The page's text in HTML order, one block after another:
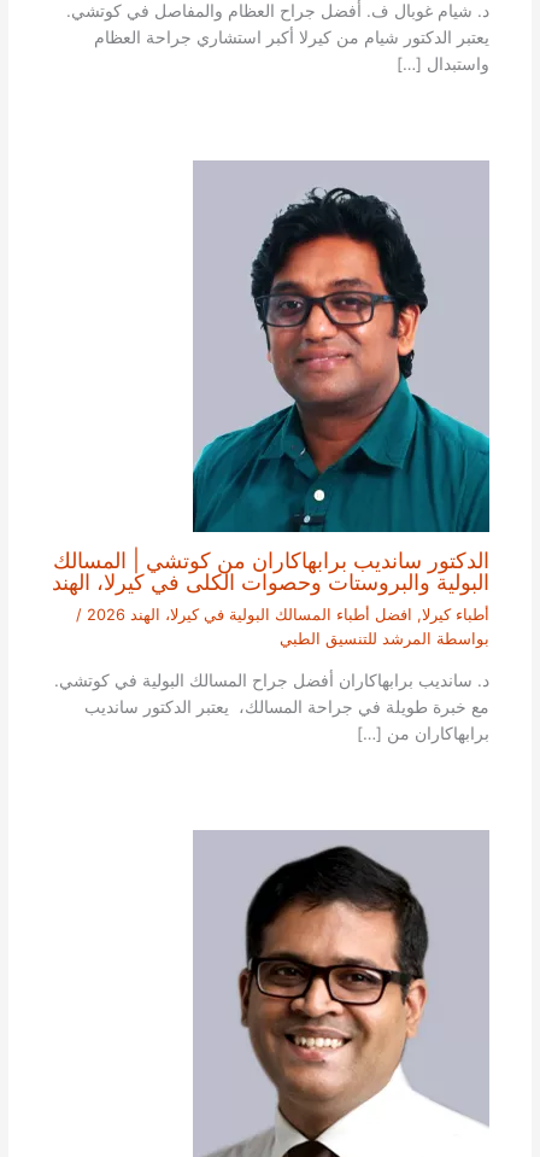
د. شيام غوبال ف. أفضل جراح العظام والمفاصل في كوتشي.
يعتبر الدكتور شيام من كيرلا أكبر استشاري جراحة العظام
واستبدال […]
الدكتور سانديب برابهاكاران من كوتشي | المسالك
البولية والبروستات وحصوات الكلى في كيرلا، الهند
أطباء كيرلا, افضل أطباء المسالك البولية في كيرلا، الهند 2026
/
بواسطة المرشد للتنسيق الطبي
د. سانديب برابهاكاران أفضل جراح المسالك البولية في كوتشي.
مع خبرة طويلة في جراحة المسالك، يعتبر الدكتور سانديب
برابهاكاران من […]